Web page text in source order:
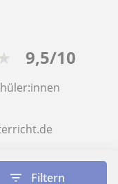
Filtern
9,5/10